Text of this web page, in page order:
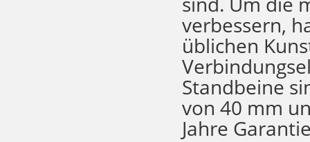
verbessern,
üblichen
Standbeine
von 40 mm
Jahre